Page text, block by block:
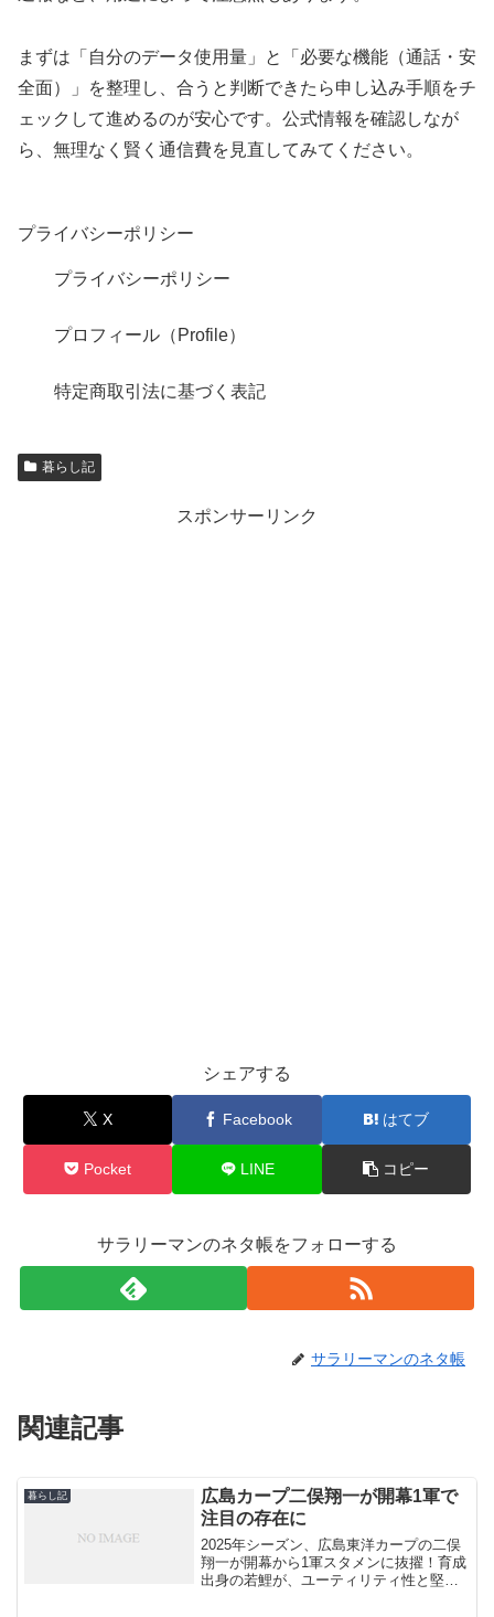
まずは「自分のデータ使用量」と「必要な機能（通話・安
全面）」を整理し、合うと判断できたら申し込み手順をチ
ェックして進めるのが安心です。公式情報を確認しなが
ら、無理なく賢く通信費を見直してみてください。
プライバシーポリシー
プライバシーポリシー
プロフィール（Profile）
特定商取引法に基づく表記
暮らし記
スポンサーリンク
シェアする
X Facebook はてブ
Pocket LINE コピー
サラリーマンのネタ帳をフォローする
サラリーマンのネタ帳
関連記事
暮らし記
広島カープ二俣翔一が開幕1軍で
注目の存在に
2025年シーズン、広島東洋カープの二俣
翔一が開幕から1軍スタメンに抜擢！育成
出身の若鯉が、ユーティリティ性と堅実